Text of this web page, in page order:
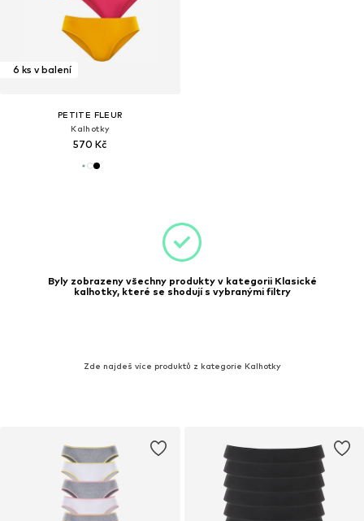
6 ks v balení
PETITE FLEUR
Kalhotky
570 Kč
Byly zobrazeny všechny produkty v kategorii Klasické
kalhotky, které se shodují s vybranými filtry
Zde najdeš více produktů z kategorie Kalhotky